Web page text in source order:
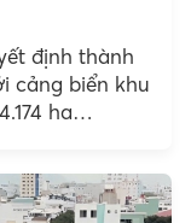
định thành
cảng biển khu
ha…